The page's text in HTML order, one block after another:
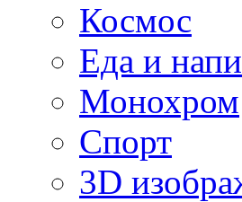
Космос
Еда и
Монохром
Спорт
3D